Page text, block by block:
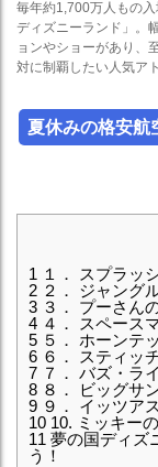
毎年約1,700万人もの
ディズニーランド」。
ョンやショーがあり、
対に制覇したい人気ア
夏休みの格安航
1 １． スプラッ
2 ２． ジャング
3 ３． プーさん
4 ４． スペース
5 ５． ホーンテ
6 ６． スティッ
7 ７． バズ・ラ
8 ８． ビッグサ
9 ９． イッツア
10 10. ミッキー
11 夢の国ディズ
う！